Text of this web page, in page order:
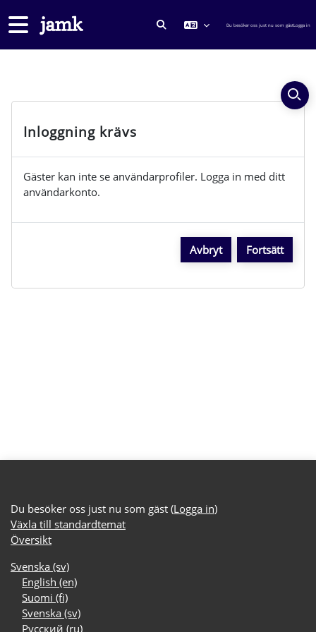
Sidopanel
VÄXLA SÖKINMATNING
Du besöker oss just nu som gästLogga in
Inloggning krävs
Gäster kan inte se användarprofiler. Logga in med ditt
användarkonto.
Avbryt Fortsätt
Du besöker oss just nu som gäst (Logga in)
Växla till standardtemat
Översikt
Svenska ‎(sv)‎
English ‎(en)‎
Suomi ‎(fi)‎
Svenska ‎(sv)‎
Русский ‎(ru)‎